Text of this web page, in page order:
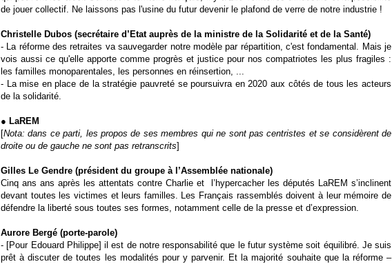
de jouer collectif. Ne laissons pas l'usine du futur devenir le plafond de verre de notre industrie !
Christelle Dubos (secrétaire d’Etat auprès de la ministre de la Solidarité et de la Santé)
- La réforme des retraites va sauvegarder notre modèle par répartition, c'est fondamental. Mais je
vois aussi ce qu'elle apporte comme progrès et justice pour nos compatriotes les plus fragiles :
les familles monoparentales, les personnes en réinsertion, ...
- La mise en place de la stratégie pauvreté se poursuivra en 2020 aux côtés de tous les acteurs
de la solidarité.
● LaREM
[Nota: dans ce parti, les propos de ses membres qui ne sont pas centristes et se considèrent de
droite ou de gauche ne sont pas retranscrits]
Gilles Le Gendre (président du groupe à l’Assemblée nationale)
Cinq ans ans après les attentats contre Charlie et l’hypercacherles députés LaREM s’inclinent
devant toutes les victimes et leurs familles. Les Français rassemblés doivent à leur mémoire de
défendre la liberté sous toutes ses formes, notamment celle de la presse et d’expression.
Aurore Bergé (porte-parole)
- [Pour Edouard Philippe] il est de notre responsabilité que le futur système soit équilibré. Je suis
prêt à discuter de toutes les modalités pour y parvenir. Et la majorité souhaite que la réforme –